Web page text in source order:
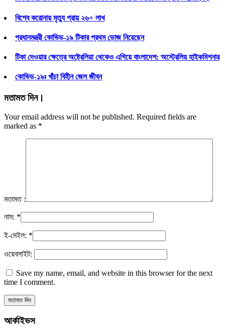
বিশ্বে করোনায় মৃত্যু প্রায় ২৬+ লাখ
প্রধানমন্ত্রী কোভিড-১৯ টিকার প্রথম ডোজ নিয়েছেন
টিকা দেওয়ার ক্ষেত্রে অষ্ট্রেলিয়া থেকেও এগিয়ে বাংলাদেশ: অস্ট্রেলিয় হাইকমিশনার
কোভিড-১৯ঃ খাঁচা বিহীন জেল জীবন
মতামত দিন।
Your email address will not be published. Required fields are
marked as *
মতামত :
নাম: *
ই-মেইল: *
ওয়েবসাইট:
Save my name, email, and website in this browser for the next
time I comment.
আর্কাইভস